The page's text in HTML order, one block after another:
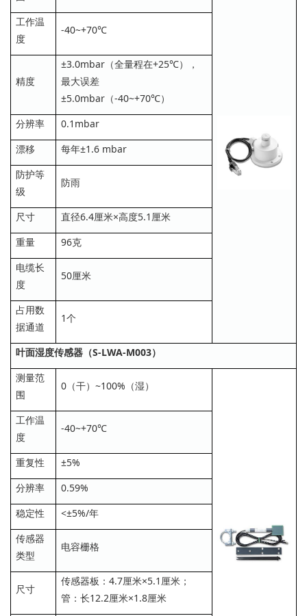
工作温
度
-40~+70℃
精度
±3.0mbar（全量程在+25℃），
最大误差
±5.0mbar（-40~+70℃）
分辨率
0.1mbar
漂移
每年±1.6 mbar
防护等
级
防雨
尺寸
直径6.4厘米×高度5.1厘米
重量
96克
电缆长
度
50厘米
占用数
据通道
1个
叶面湿度传感器（S-LWA-M003）
测量范
围
0（干）~100%（湿）
工作温
度
-40~+70℃
重复性
±5%
分辨率
0.59%
稳定性
<±5%/年
传感器
类型
电容栅格
尺寸
传感器板：4.7厘米×5.1厘米；
管：长12.2厘米×1.8厘米